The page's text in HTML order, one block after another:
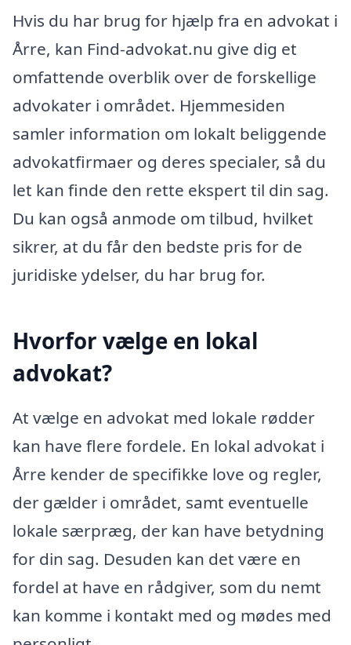
Hvis du har brug for hjælp fra en advokat i
Årre, kan Find-advokat.nu give dig et
omfattende overblik over de forskellige
advokater i området. Hjemmesiden
samler information om lokalt beliggende
advokatfirmaer og deres specialer, så du
let kan finde den rette ekspert til din sag.
Du kan også anmode om tilbud, hvilket
sikrer, at du får den bedste pris for de
juridiske ydelser, du har brug for.
Hvorfor vælge en lokal
advokat?
At vælge en advokat med lokale rødder
kan have flere fordele. En lokal advokat i
Årre kender de specifikke love og regler,
der gælder i området, samt eventuelle
lokale særpræg, der kan have betydning
for din sag. Desuden kan det være en
fordel at have en rådgiver, som du nemt
kan komme i kontakt med og mødes med